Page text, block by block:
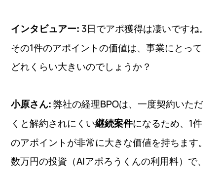
インタビュアー: 3日でアポ獲得は凄いですね。
その1件のアポイントの価値は、事業にとって
どれくらい大きいのでしょうか？
小原さん: 弊社の経理BPOは、一度契約いただ
くと解約されにくい継続案件になるため、1件
のアポイントが非常に大きな価値を持ちます。
数万円の投資（AIアポろうくんの利用料）で、